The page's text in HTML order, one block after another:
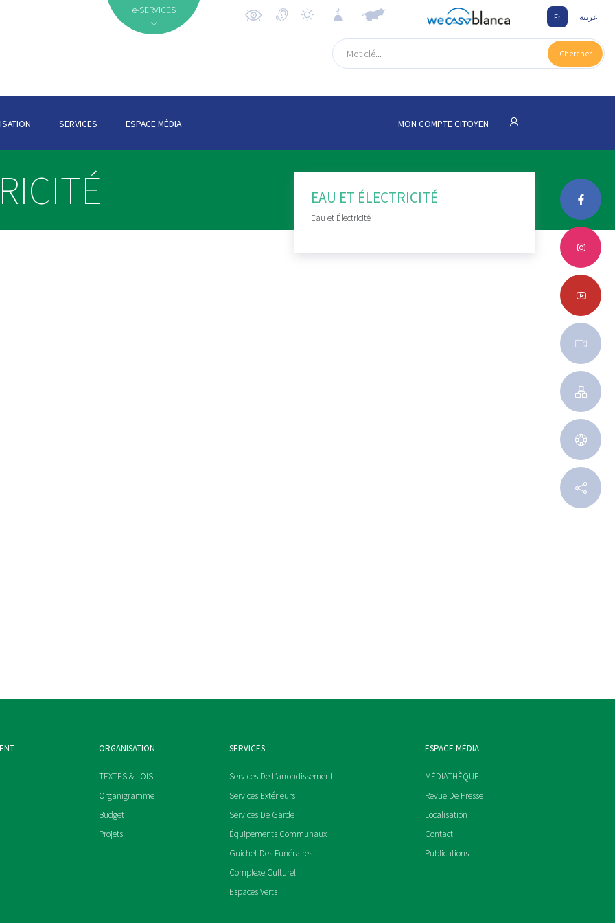
e-SERVICES
Fr عربية
Chercher
SERVICES ESPACE MÉDIA MON COMPTE CITOYEN
EAU ET ÉLECTRICITÉ
Eau et Électricité
ORGANISATION
TEXTES & LOIS
Organigramme
Budget
Projets
SERVICES
Services De L’arrondissement
Services Extérieurs
Services De Garde
Équipements Communaux
Guichet Des Funéraires
Complexe Culturel
Espaces Verts
ESPACE MÉDIA
MÉDIATHÈQUE
Revue De Presse
Localisation
Contact
Publications